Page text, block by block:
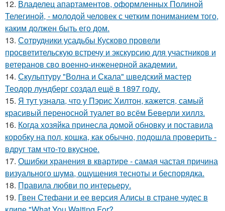
12. Владелец апартаментов, оформленных Полиной
Телегиной, - молодой человек с четким пониманием того,
каким должен быть его дом.
13. Сотрудники усадьбы Кусково провели
просветительскую встречу и экскурсию для участников и
ветеранов сво военно-инженерной академии.
14. Скульптуру "Волна и Скала" шведский мастер
Теодор лундберг создал ещё в 1897 году.
15. Я тут узнала, что у Пэрис Хилтон, кажется, самый
красивый переносной туалет во всём Беверли хиллз.
16. Когда хозяйка принесла домой обновку и поставила
коробку на пол, кошка, как обычно, подошла проверить -
вдруг там что-то вкусное.
17. Ошибки хранения в квартире - самая частая причина
визуального шума, ощущения тесноты и беспорядка.
18. Правила любви по интеpьеpу.
19. Гвен Стефани и ее версия Алисы в стране чудес в